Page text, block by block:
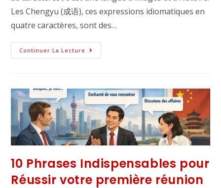
Les Chengyu (成语), ces expressions idiomatiques en
quatre caractères, sont des…
Continuer La Lecture
10 Phrases Indispensables pour
Réussir votre première réunion